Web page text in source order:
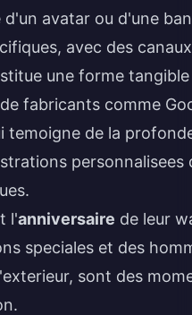
avatar ou d'une
avec des
une forme
fabricants comme
temoigne de la
l'anniversaire de leur
speciales et des
sont des